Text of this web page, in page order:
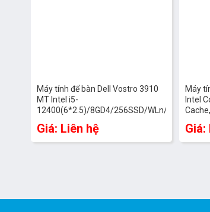
Máy tính để bàn Dell Vostro 3910
MT Intel i5-
12400(6*2.5)/8GD4/256SSD/WLn/BT/KB/M/
Keyboard & Mouse (9M2DD1)
Giá: Liên hệ
Máy
Intel
Giá: